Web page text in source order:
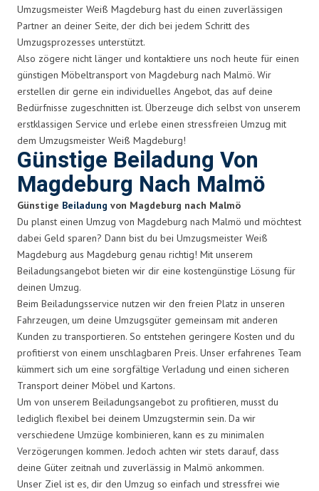
Umzugsmeister Weiß Magdeburg hast du einen zuverlässigen
Partner an deiner Seite, der dich bei jedem Schritt des
Umzugsprozesses unterstützt.
Also zögere nicht länger und kontaktiere uns noch heute für einen
günstigen Möbeltransport von Magdeburg nach Malmö. Wir
erstellen dir gerne ein individuelles Angebot, das auf deine
Bedürfnisse zugeschnitten ist. Überzeuge dich selbst von unserem
erstklassigen Service und erlebe einen stressfreien Umzug mit
dem Umzugsmeister Weiß Magdeburg!
Günstige Beiladung Von
Magdeburg Nach Malmö
Günstige Beiladung von Magdeburg nach Malmö
Du planst einen Umzug von Magdeburg nach Malmö und möchtest
dabei Geld sparen? Dann bist du bei Umzugsmeister Weiß
Magdeburg aus Magdeburg genau richtig! Mit unserem
Beiladungsangebot bieten wir dir eine kostengünstige Lösung für
deinen Umzug.
Beim Beiladungsservice nutzen wir den freien Platz in unseren
Fahrzeugen, um deine Umzugsgüter gemeinsam mit anderen
Kunden zu transportieren. So entstehen geringere Kosten und du
profitierst von einem unschlagbaren Preis. Unser erfahrenes Team
kümmert sich um eine sorgfältige Verladung und einen sicheren
Transport deiner Möbel und Kartons.
Um von unserem Beiladungsangebot zu profitieren, musst du
lediglich flexibel bei deinem Umzugstermin sein. Da wir
verschiedene Umzüge kombinieren, kann es zu minimalen
Verzögerungen kommen. Jedoch achten wir stets darauf, dass
deine Güter zeitnah und zuverlässig in Malmö ankommen.
Unser Ziel ist es, dir den Umzug so einfach und stressfrei wie